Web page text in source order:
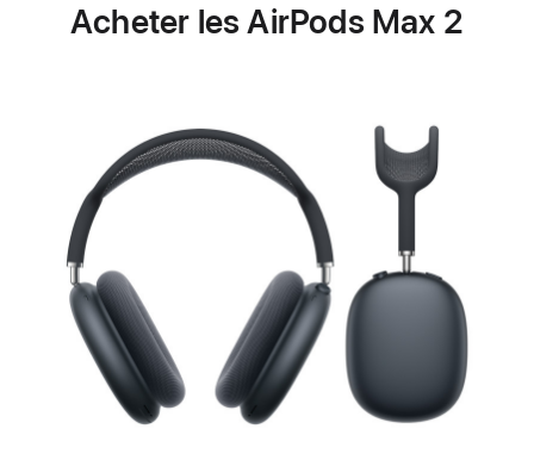
Acheter les AirPods Max 2